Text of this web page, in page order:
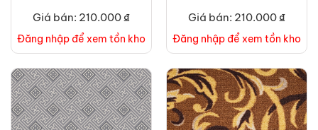
Giá bán: 210.000 ₫
Đăng nhập để xem tồn kho
Giá bán: 210.000 ₫
Đăng nhập để xem tồn kho